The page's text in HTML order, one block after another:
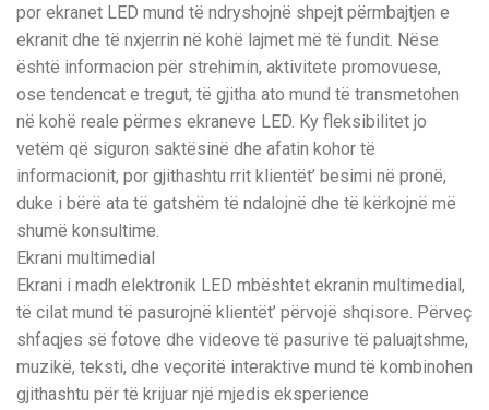
por ekranet LED mund të ndryshojnë shpejt përmbajtjen e
ekranit dhe të nxjerrin në kohë lajmet më të fundit. Nëse
është informacion për strehimin, aktivitete promovuese,
ose tendencat e tregut, të gjitha ato mund të transmetohen
në kohë reale përmes ekraneve LED. Ky fleksibilitet jo
vetëm që siguron saktësinë dhe afatin kohor të
informacionit, por gjithashtu rrit klientët’ besimi në pronë,
duke i bërë ata të gatshëm të ndalojnë dhe të kërkojnë më
shumë konsultime.
Ekrani multimedial
Ekrani i madh elektronik LED mbështet ekranin multimedial,
të cilat mund të pasurojnë klientët’ përvojë shqisore. Përveç
shfaqjes së fotove dhe videove të pasurive të paluajtshme,
muzikë, teksti, dhe veçoritë interaktive mund të kombinohen
gjithashtu për të krijuar një mjedis eksperience